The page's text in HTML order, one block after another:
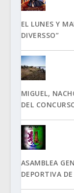
EL LUNES Y
DIVERSSO”
MIGUEL,
DEL
ASAMBLEA
DEPORTIVA